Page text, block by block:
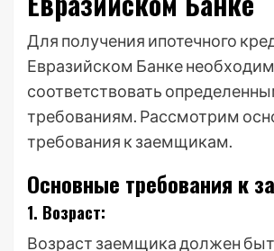
Для получения ипотечного
Евразийском Банке
соответствовать
требованиям. Рассмотрим
требования к заемщикам.
Основные требования к
1. Возраст:
Возраст заемщика должен